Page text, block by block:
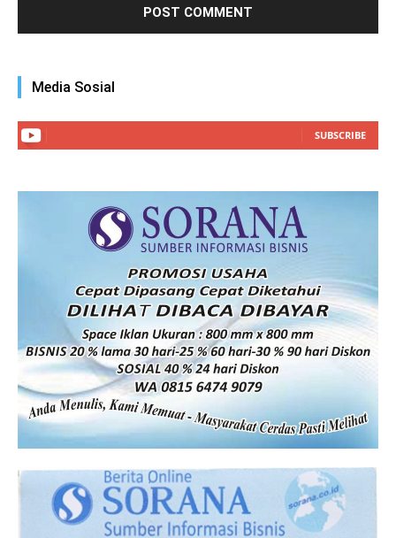
Media Sosial
SUBSCRIBE